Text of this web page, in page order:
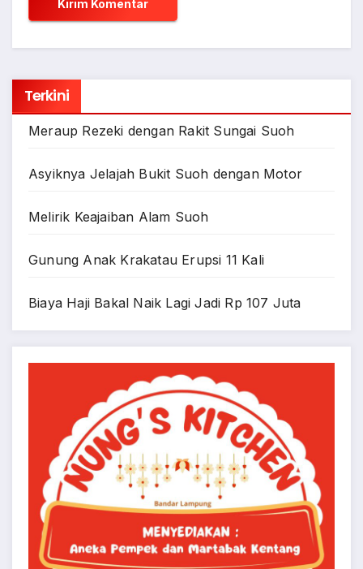
Terkini
Meraup Rezeki dengan Rakit Sungai Suoh
Asyiknya Jelajah Bukit Suoh dengan Motor
Melirik Keajaiban Alam Suoh
Gunung Anak Krakatau Erupsi 11 Kali
Biaya Haji Bakal Naik Lagi Jadi Rp 107 Juta